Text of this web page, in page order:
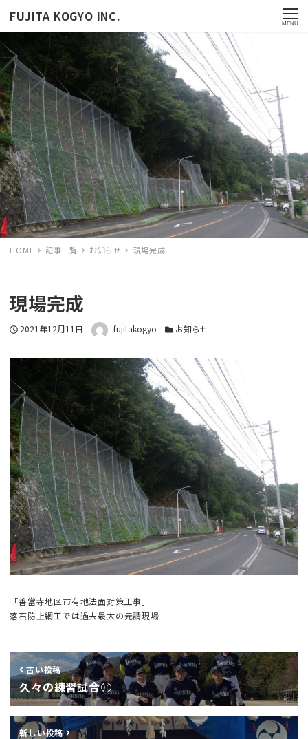
FUJITA KOGYO INC. MENU
HOME 記事一覧 お知らせ 現場完成
現場完成
投稿日
2021年12月11日 著者 fujitakogyo カテゴリー
お知らせ
「善當寺地区市有地法面対策工事」
落石防止網工では過去最大の元請現場
古い投稿
久々の練習試合⚾︎
新しい投稿